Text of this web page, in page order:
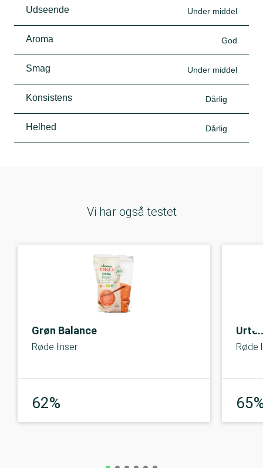
Udseende Under middel
Aroma God
Smag Under middel
Konsistens Dårlig
Helhed Dårlig
Vi har også testet
Grøn Balance
Røde linser
62%
Røde